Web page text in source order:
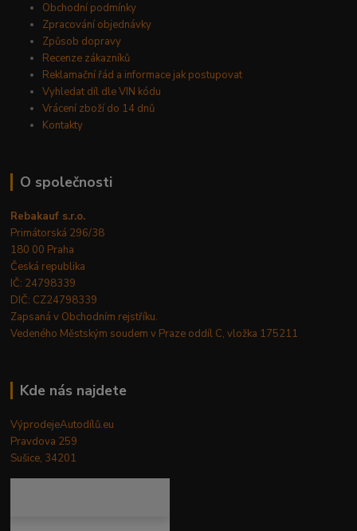
Obchodní podmínky
Zpracování objednávky
Způsob dopravy
Recenze zákazníků
Reklamační řád a informace jak postupovat
Vyhledat díl dle VIN kódu
Vrácení zboží do 14 dnů
Kontakty
O společnosti
Rebakauf s.r.o.
Primátorská 296/38
180 00 Praha
Česká republika
IČ: 24798339
DIČ: CZ24798339
Zapsaná v Obchodním rejstříku.
Vedeného Městským soudem v Praze oddíl C, vložka 175211
Kde nás najdete
VýprodejeAutodílů.eu
Pravdova 259
Sušice, 34201